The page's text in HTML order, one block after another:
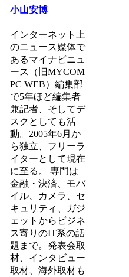
小山安博
インターネット上
のニュース媒体で
あるマイナビニュ
ース（旧MYCOM
PC WEB）編集部
で5年ほど編集者
兼記者、そしてデ
スクとしても活
動。2005年6月か
ら独立、フリーラ
イターとして現在
に至る。 専門は
金融・決済、モバ
イル、カメラ、セ
キュリティ、ガジ
ェットからビジネ
ス寄りのIT系の話
題まで。発表会取
材、インタビュー
取材、海外取材も